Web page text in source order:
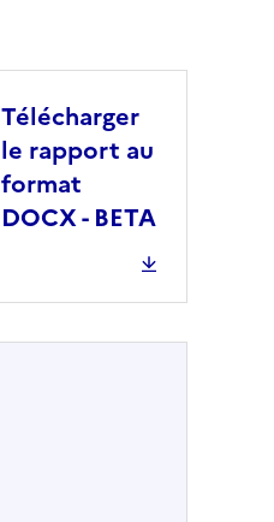
Télécharger
le rapport au
format
DOCX - BETA